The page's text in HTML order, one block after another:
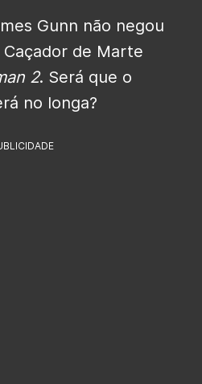
Gunn não negou
de Marte
2. Será que o
no longa?